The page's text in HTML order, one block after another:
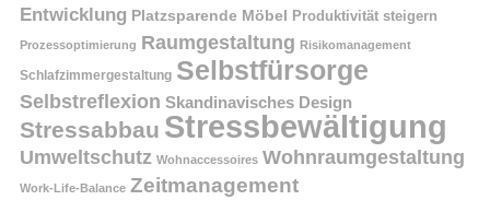
Entwicklung Platzsparende Möbel Produktivität steigern
Prozessoptimierung Raumgestaltung Risikomanagement
Schlafzimmergestaltung Selbstfürsorge
Selbstreflexion Skandinavisches Design
Stressabbau Stressbewältigung
Umweltschutz Wohnaccessoires Wohnraumgestaltung
Work-Life-Balance Zeitmanagement